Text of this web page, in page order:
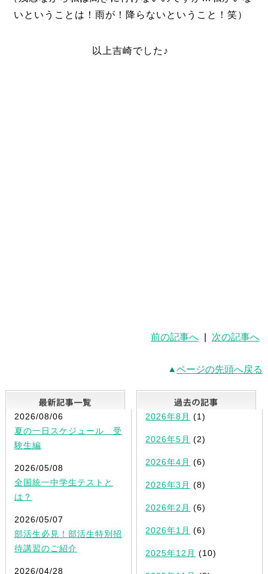
いということは！雨が！降らないということ！笑）
以上吉崎でした♪
前の記事へ 次の記事へ
ページの先頭へ戻る
最新記事一覧
2026/08/06
夏の一日スケジュール 受
験生編
2026/05/08
全国統一中学生テストと
は？
2026/05/07
部活生必見！部活生特別招
待講習のご紹介
2026/04/28
2026年8月 (1)
2026年5月 (2)
2026年4月 (6)
2026年3月 (8)
2026年2月 (6)
2026年1月 (6)
2025年12月 (10)